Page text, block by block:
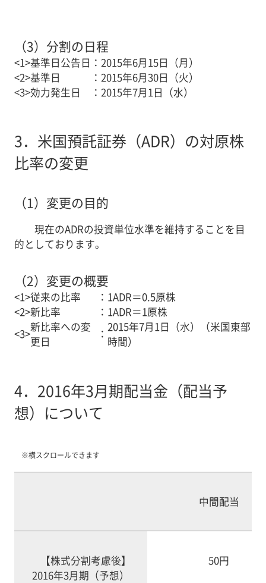
（3） 分割の日程
<1>基準日公告日 ： 2015年6月15日（月）
<2>基準日 ： 2015年6月30日（火）
<3>効力発生日 ： 2015年7月1日（水）
3． 米国預託証券（ADR）の対原株
比率の変更
（1） 変更の目的
現在のADRの投資単位水準を維持することを目
的としております。
（2） 変更の概要
<1>従来の比率 ： 1ADR＝0.5原株
<2>新比率 ： 1ADR＝1原株
<3>新比率への変
更日
： 2015年7月1日（水）（米国東部
時間）
4．2016年3月期配当金（配当予
想）について
※横スクロールできます
中間配当
【株式分割考慮後】
2016年3月期（予想）
50円